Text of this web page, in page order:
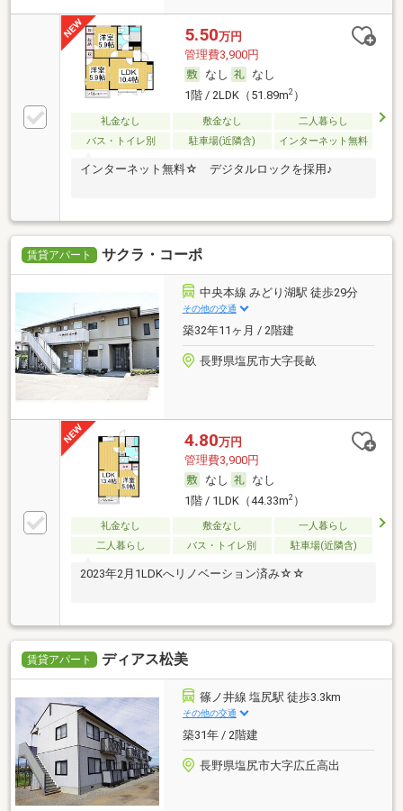
5.50万円
管理費3,900円
なし
なし
1階 / 2LDK（51.89m2）
礼金なし 敷金なし
二人暮らし
バス・トイレ別
駐車場(近隣含) インターネット無料
インターネット無料☆ デジタルロックを採用♪
賃貸アパート サクラ・コーポ
中央本線 みどり湖駅 徒歩29分
その他の交通
築32年11ヶ月 / 2階建
長野県塩尻市大字長畝
4.80万円
管理費3,900円
なし
なし
1階 / 1LDK（44.33m2）
礼金なし 敷金なし
一人暮らし
二人暮らし
バス・トイレ別 駐車場(近隣含)
2023年2月1LDKへリノベーション済み☆☆
賃貸アパート ディアス松美
篠ノ井線 塩尻駅 徒歩3.3km
その他の交通
築31年 / 2階建
長野県塩尻市大字広丘高出